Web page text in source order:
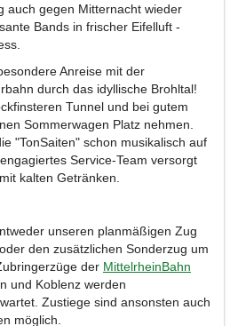
auch gegen Mitternacht wieder
Bands in frischer Eifelluft -
Anreise mit der
durch das idyllische Brohltal!
Tunnel und bei gutem
Sommerwagen Platz nehmen.
"TonSaiten" schon musikalisch auf
Service-Team versorgt
kalten Getränken.
unseren planmäßigen Zug
den zusätzlichen Sonderzug um
der MittelrheinBahn
und Koblenz werden
Zustiege sind ansonsten auch
möglich.